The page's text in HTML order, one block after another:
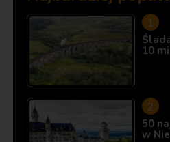
10
50
w